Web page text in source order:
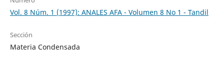
Vol. 8 Núm. 1 (1997): ANALES AFA - Volumen 8 No 1 - Tandil
Sección
Materia Condensada